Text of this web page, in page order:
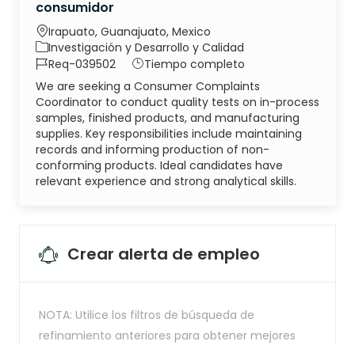
consumidor
Ubicación
Irapuato, Guanajuato, Mexico
Categoría
Investigación y Desarrollo y Calidad
ID de trabajo
Req-039502 Tipo de trabajo
Tiempo completo
We are seeking a Consumer Complaints
Coordinator to conduct quality tests on in-process
samples, finished products, and manufacturing
supplies. Key responsibilities include maintaining
records and informing production of non-
conforming products. Ideal candidates have
relevant experience and strong analytical skills.
Crear alerta de empleo
NOTA: Utilice los filtros de búsqueda de
refinamiento anteriores para obtener mejores